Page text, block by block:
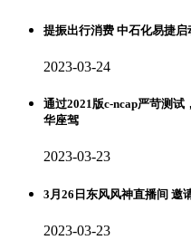
提振出行消费 中石化易捷
2023-03-24
通过2021版c-ncap严苛测
华座驾
2023-03-23
3月26日东风风神直播间 邀
2023-03-23